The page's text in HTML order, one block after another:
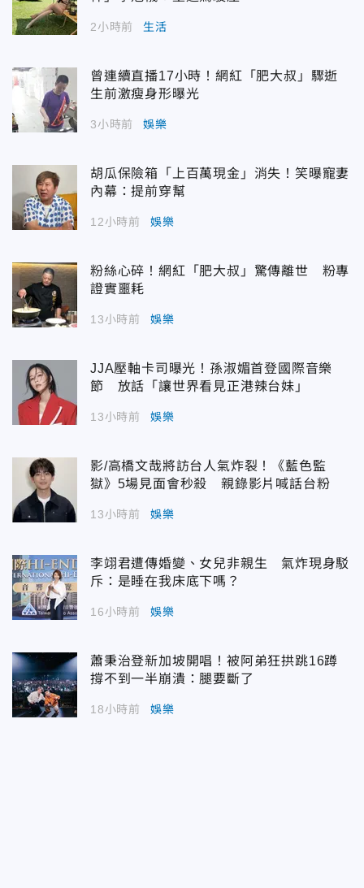
2小時前 生活
曾連續直播17小時！網紅「肥大叔」驟逝
生前激瘦身形曝光
3小時前 娛樂
胡瓜保險箱「上百萬現金」消失！笑曝寵妻
內幕：提前穿幫
12小時前 娛樂
粉絲心碎！網紅「肥大叔」驚傳離世 粉專
證實噩耗
13小時前 娛樂
JJA壓軸卡司曝光！孫淑媚首登國際音樂
節 放話「讓世界看見正港辣台妹」
13小時前 娛樂
影/高橋文哉將訪台人氣炸裂！《藍色監
獄》5場見面會秒殺 親錄影片喊話台粉
13小時前 娛樂
李翊君遭傳婚變、女兒非親生 氣炸現身駁
斥：是睡在我床底下嗎？
16小時前 娛樂
蕭秉治登新加坡開唱！被阿弟狂拱跳16蹲
撐不到一半崩潰：腿要斷了
18小時前 娛樂